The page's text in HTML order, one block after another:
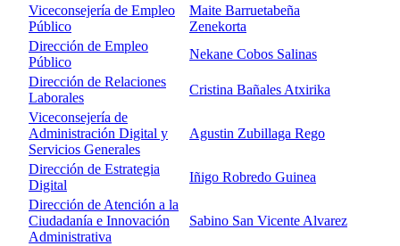
Viceconsejería de Empleo
Público
Maite Barruetabeña
Zenekorta
Dirección de Empleo
Público
Nekane Cobos Salinas
Dirección de Relaciones
Laborales
Cristina Bañales Atxirika
Viceconsejería de
Administración Digital y
Servicios Generales
Agustin Zubillaga Rego
Dirección de Estrategia
Digital
Iñigo Robredo Guinea
Dirección de Atención a la
Ciudadanía e Innovación
Administrativa
Sabino San Vicente Alvarez